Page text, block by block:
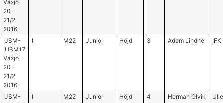
Växjö
20-
21/2
2016
IJSM-
IUSM17
Växjö
20-
21/2
2016
I M22 Junior Höjd 3 Adam Lindhe
IJSM-
I M22 Junior Höjd 4 Herman Olvik